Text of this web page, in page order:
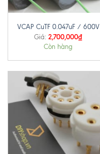
VCAP CuTF 0.047uF / 600V
Giá: 2,700,000₫
Còn hàng